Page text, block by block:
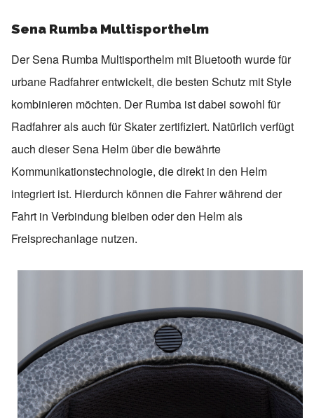
Sena Rumba Multisporthelm
Der Sena Rumba Multisporthelm mit Bluetooth wurde für
urbane Radfahrer entwickelt, die besten Schutz mit Style
kombinieren möchten. Der Rumba ist dabei sowohl für
Radfahrer als auch für Skater zertifiziert. Natürlich verfügt
auch dieser Sena Helm über die bewährte
Kommunikationstechnologie, die direkt in den Helm
integriert ist. Hierdurch können die Fahrer während der
Fahrt in Verbindung bleiben oder den Helm als
Freisprechanlage nutzen.